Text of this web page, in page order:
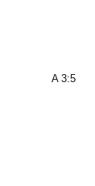
A 3:5